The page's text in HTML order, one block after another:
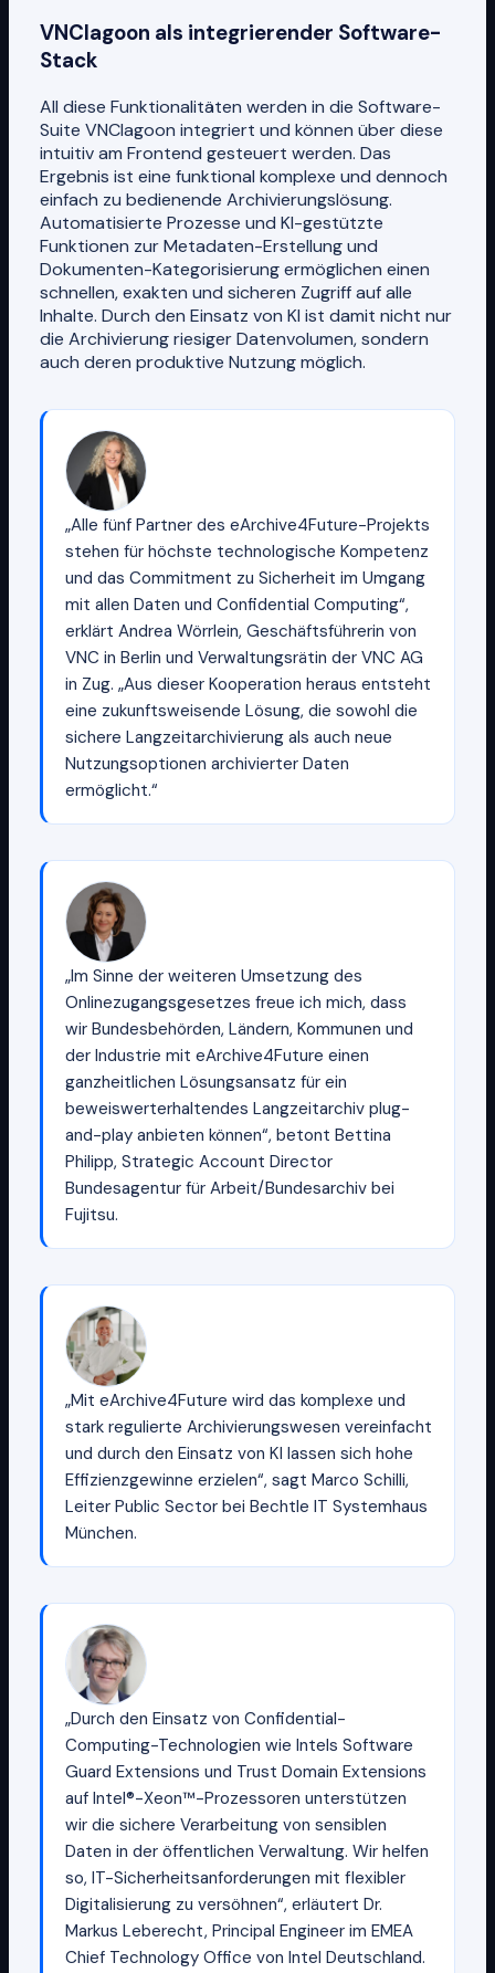
VNClagoon als integrierender Software-
Stack
All diese Funktionalitäten werden in die Software-
Suite VNClagoon integriert und können über diese
intuitiv am Frontend gesteuert werden. Das
Ergebnis ist eine funktional komplexe und dennoch
einfach zu bedienende Archivierungslösung.
Automatisierte Prozesse und KI-gestützte
Funktionen zur Metadaten-Erstellung und
Dokumenten-Kategorisierung ermöglichen einen
schnellen, exakten und sicheren Zugriff auf alle
Inhalte. Durch den Einsatz von KI ist damit nicht nur
die Archivierung riesiger Datenvolumen, sondern
auch deren produktive Nutzung möglich.
„Alle fünf Partner des eArchive4Future-Projekts
stehen für höchste technologische Kompetenz
und das Commitment zu Sicherheit im Umgang
mit allen Daten und Confidential Computing“,
erklärt Andrea Wörrlein, Geschäftsführerin von
VNC in Berlin und Verwaltungsrätin der VNC AG
in Zug. „Aus dieser Kooperation heraus entsteht
eine zukunftsweisende Lösung, die sowohl die
sichere Langzeitarchivierung als auch neue
Nutzungsoptionen archivierter Daten
ermöglicht.“
„Im Sinne der weiteren Umsetzung des
Onlinezugangsgesetzes freue ich mich, dass
wir Bundesbehörden, Ländern, Kommunen und
der Industrie mit eArchive4Future einen
ganzheitlichen Lösungsansatz für ein
beweiswerterhaltendes Langzeitarchiv plug-
and-play anbieten können“, betont Bettina
Philipp, Strategic Account Director
Bundesagentur für Arbeit/Bundesarchiv bei
Fujitsu.
„Mit eArchive4Future wird das komplexe und
stark regulierte Archivierungswesen vereinfacht
und durch den Einsatz von KI lassen sich hohe
Effizienzgewinne erzielen“, sagt Marco Schilli,
Leiter Public Sector bei Bechtle IT Systemhaus
München.
„Durch den Einsatz von Confidential-
Computing-Technologien wie Intels Software
Guard Extensions und Trust Domain Extensions
auf Intel®-Xeon™-Prozessoren unterstützen
wir die sichere Verarbeitung von sensiblen
Daten in der öffentlichen Verwaltung. Wir helfen
so, IT-Sicherheitsanforderungen mit flexibler
Digitalisierung zu versöhnen“, erläutert Dr.
Markus Leberecht, Principal Engineer im EMEA
Chief Technology Office von Intel Deutschland.